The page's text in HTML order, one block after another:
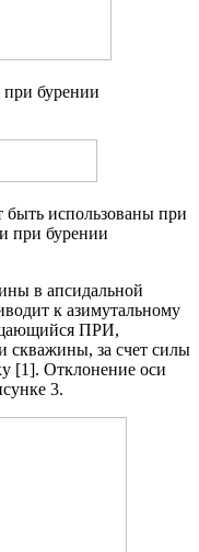
при бурении
использованы при
при бурении
в апсидальной
к азимутальному
ПРИ,
скважины, за счет силы
[1]. Отклонение оси
3.